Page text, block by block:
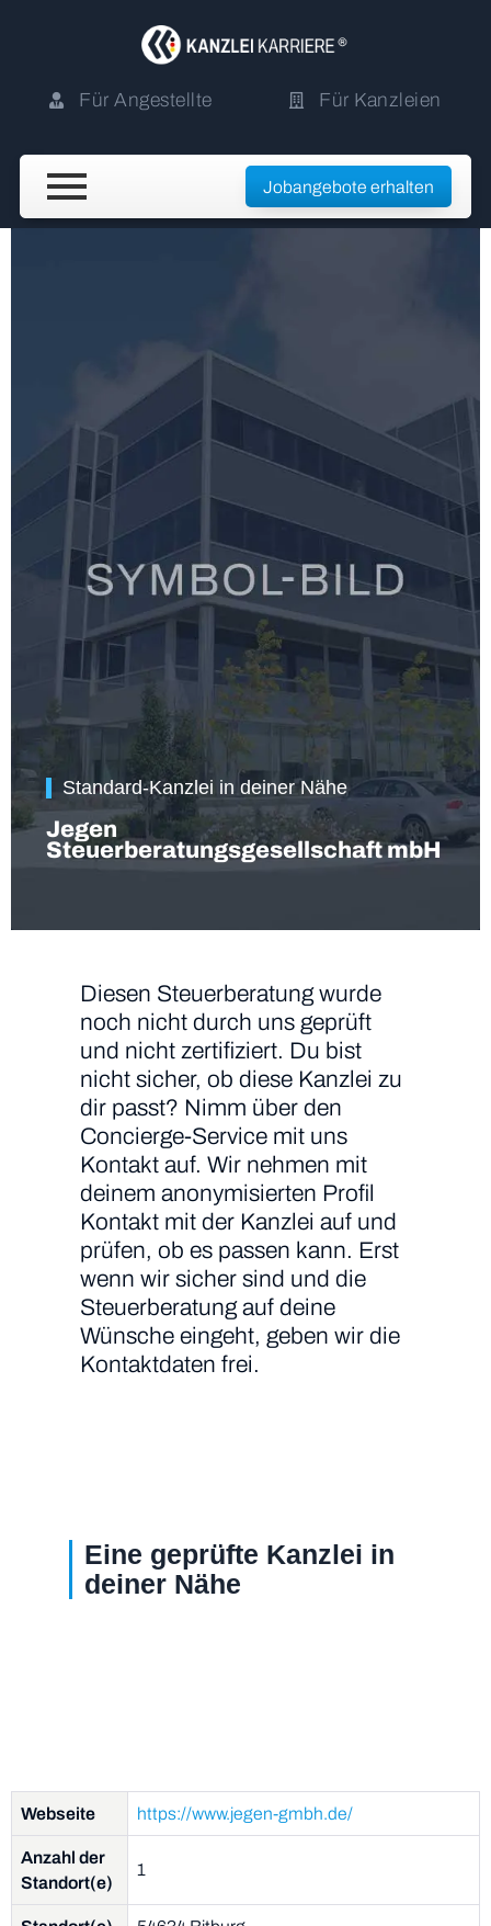
Für Angestellte Für Kanzleien
Jobangebote erhalten
Standard-Kanzlei in deiner Nähe
Jegen
Steuerberatungsgesellschaft mbH
Diesen Steuerberatung wurde
noch nicht durch uns geprüft
und nicht zertifiziert. Du bist
nicht sicher, ob diese Kanzlei zu
dir passt? Nimm über den
Concierge-Service mit uns
Kontakt auf. Wir nehmen mit
deinem anonymisierten Profil
Kontakt mit der Kanzlei auf und
prüfen, ob es passen kann. Erst
wenn wir sicher sind und die
Steuerberatung auf deine
Wünsche eingeht, geben wir die
Kontaktdaten frei.
Eine geprüfte Kanzlei in
deiner Nähe
Webseite https://www.jegen-gmbh.de/
Anzahl der
Standort(e)
1